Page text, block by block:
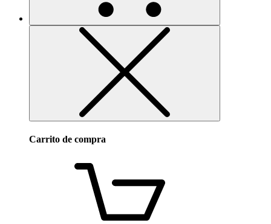
Carrito de compra